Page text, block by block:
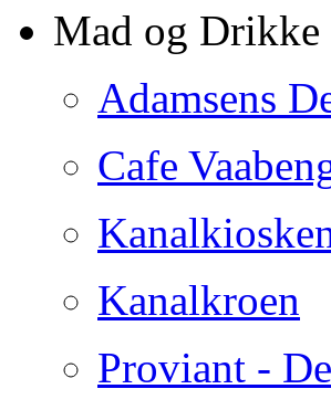
Mad og Drikke
Adamsens
Cafe
Kanalkroen
Proviant -